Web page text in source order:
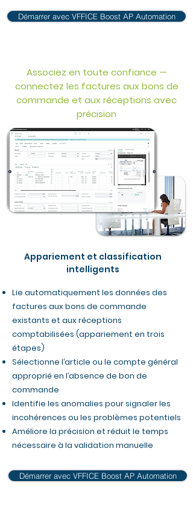
Démarrer avec VFFICE Boost AP Automation
Associez en toute confiance —
connectez les factures aux bons de
commande et aux réceptions avec
précision
Appariement et classification
intelligents
Lie automatiquement les données des
factures aux bons de commande
existants et aux réceptions
comptabilisées (appariement en trois
étapes)
Sélectionne l’article ou le compte général
approprié en l’absence de bon de
commande
Identifie les anomalies pour signaler les
incohérences ou les problèmes potentiels
Améliore la précision et réduit le temps
nécessaire à la validation manuelle
Démarrer avec VFFICE Boost AP Automation